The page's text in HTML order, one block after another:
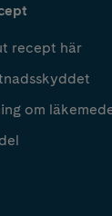
recept här
om